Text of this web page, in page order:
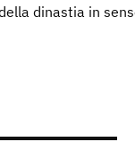
dinastia in